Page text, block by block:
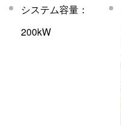
システム容量：
200kW